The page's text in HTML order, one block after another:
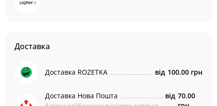
Доставка
Доставка ROZETKA від 100.00 грн
Доставка Нова Пошта від 70.00